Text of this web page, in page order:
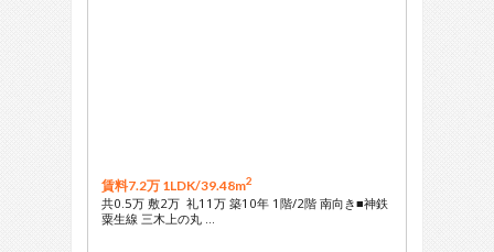
賃料7.2万 1LDK/39.48m2
共0.5万 敷2万 礼11万 築10年 1階/2階 南向き■神鉄
粟生線 三木上の丸 …